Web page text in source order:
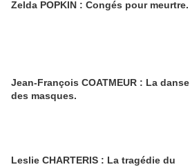
Zelda POPKIN : Congés pour meurtre.
Jean-François COATMEUR : La danse
des masques.
Leslie CHARTERIS : La tragédie du